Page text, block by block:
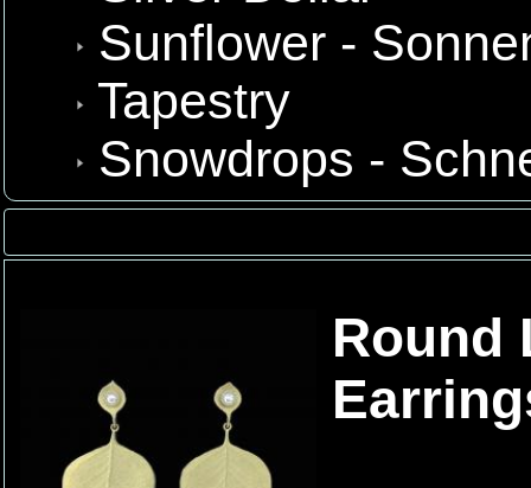
Sunflower -
Tapestry
Snowdrops -
Round